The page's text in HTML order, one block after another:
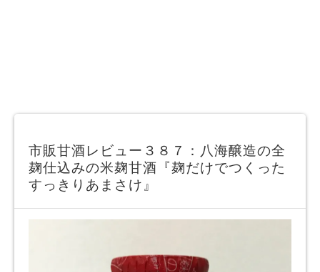
市販甘酒レビュー３８７：八海醸造の全
麹仕込みの米麹甘酒『麹だけでつくった
すっきりあまさけ』